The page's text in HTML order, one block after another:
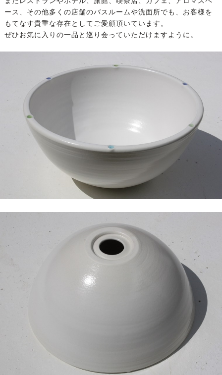
ース、その他多くの店舗のバスルームや洗面所でも、お客様を
もてなす貴重な存在としてご愛顧頂いています。
ぜひお気に入りの一品と巡り会っていただけますように。